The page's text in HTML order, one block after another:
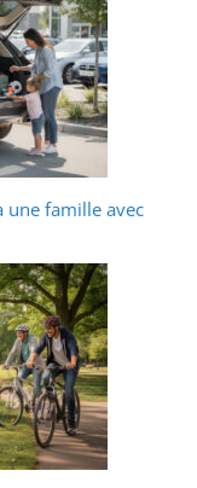
une famille avec